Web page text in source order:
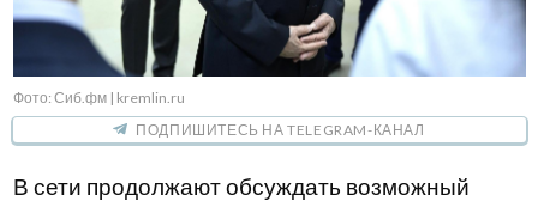
Фото: Сиб.фм | kremlin.ru
ПОДПИШИТЕСЬ НА TELEGRAM-КАНАЛ
В сети продолжают обсуждать возможный